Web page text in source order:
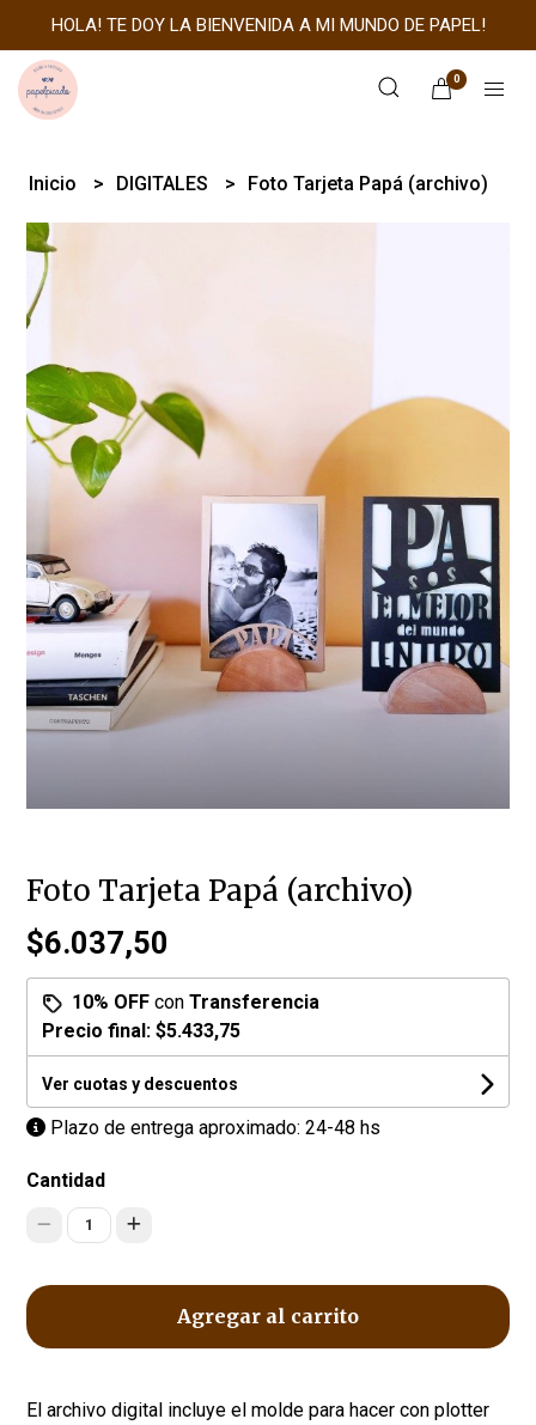
HOLA! TE DOY LA BIENVENIDA A MI MUNDO DE PAPEL!
0
Inicio DIGITALES Foto Tarjeta Papá (archivo)
Foto Tarjeta Papá (archivo)
$6.037,50
10% OFF conTransferencia
Precio final:$5.433,75
Ver cuotas y descuentos
Plazo de entrega aproximado: 24-48 hs
Cantidad
1
Agregar al carrito
El archivo digital incluye el molde para hacer con plotter